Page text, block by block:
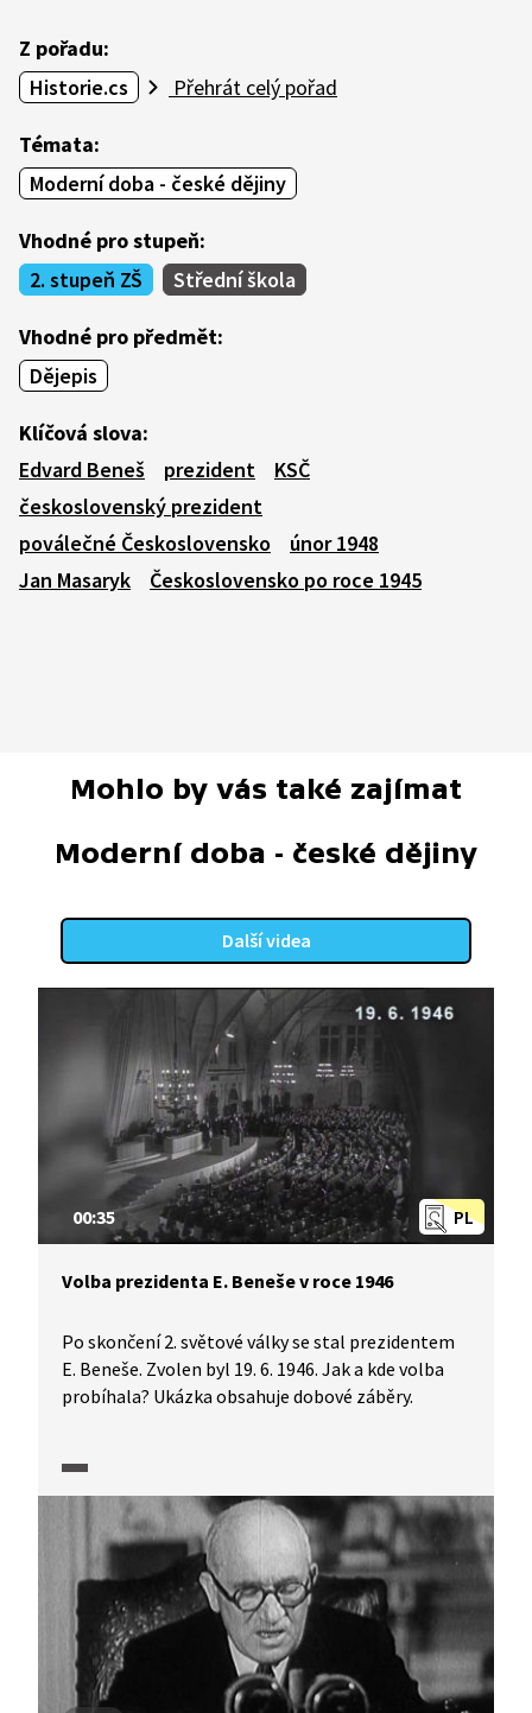
Z pořadu:
Historie.cs
Přehrát celý pořad
Témata:
Moderní doba - české dějiny
Vhodné pro stupeň:
2. stupeň ZŠ
Střední škola
Vhodné pro předmět:
Dějepis
Klíčová slova:
Edvard Beneš
prezident
KSČ
československý prezident
poválečné Československo
únor 1948
Jan Masaryk
Československo po roce 1945
Mohlo by vás také zajímat
Moderní doba - české dějiny
Další videa
PL
00:35
Volba prezidenta E. Beneše v roce 1946
Po skončení 2. světové války se stal prezidentem
E. Beneše. Zvolen byl 19. 6. 1946. Jak a kde volba
probíhala? Ukázka obsahuje dobové záběry.